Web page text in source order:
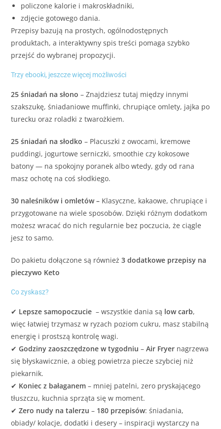
policzone kalorie i makroskładniki,
zdjęcie gotowego dania.
Przepisy bazują na prostych, ogólnodostępnych
produktach, a interaktywny spis treści pomaga szybko
przejść do wybranej propozycji.
Trzy ebooki, jeszcze więcej możliwości
25 śniadań na słono – Znajdziesz tutaj między innymi
szakszukę, śniadaniowe muffinki, chrupiące omlety, jajka po
turecku oraz roladki z twarożkiem.
25 śniadań na słodko – Placuszki z owocami, kremowe
puddingi, jogurtowe serniczki, smoothie czy kokosowe
batony — na spokojny poranek albo wtedy, gdy od rana
masz ochotę na coś słodkiego.
30 naleśników i omletów – Klasyczne, kakaowe, chrupiące i
przygotowane na wiele sposobów. Dzięki różnym dodatkom
możesz wracać do nich regularnie bez poczucia, że ciągle
jesz to samo.
Do pakietu dołączone są również3 dodatkowe przepisy na
pieczywo Keto
Co zyskasz?
✔ Lepsze samopoczucie – wszystkie dania są low carb,
więc łatwiej trzymasz w ryzach poziom cukru, masz stabilną
energię i prostszą kontrolę wagi.
✔Godziny zaoszczędzone w tygodniu –Air Fryer nagrzewa
się błyskawicznie, a obieg powietrza piecze szybciej niż
piekarnik.
✔ Koniec z bałaganem – mniej patelni, zero pryskającego
tłuszczu, kuchnia sprząta się w moment.
✔Zero nudy na talerzu – 180 przepisów: śniadania,
obiady/ kolacje, dodatki i desery – inspiracji wystarczy na